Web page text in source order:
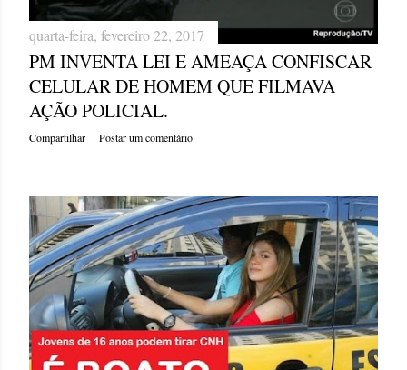
quarta-feira, fevereiro 22, 2017
PM INVENTA LEI E AMEAÇA CONFISCAR
CELULAR DE HOMEM QUE FILMAVA
AÇÃO POLICIAL.
Compartilhar Postar um comentário